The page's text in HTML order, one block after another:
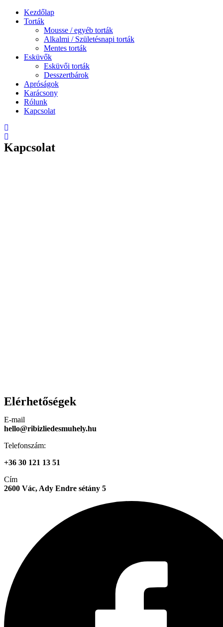
Kezdőlap
Torták
Mousse / egyéb torták
Alkalmi / Születésnapi torták
Mentes torták
Esküvők
Esküvői torták
Desszertbárok
Apróságok
Karácsony
Rólunk
Kapcsolat
Kapcsolat
Elérhetőségek
E-mail
hello@ribizliedesmuhely.hu
Telefonszám:
+36 30 121 13 51
Cím
2600 Vác, Ady Endre sétány 5